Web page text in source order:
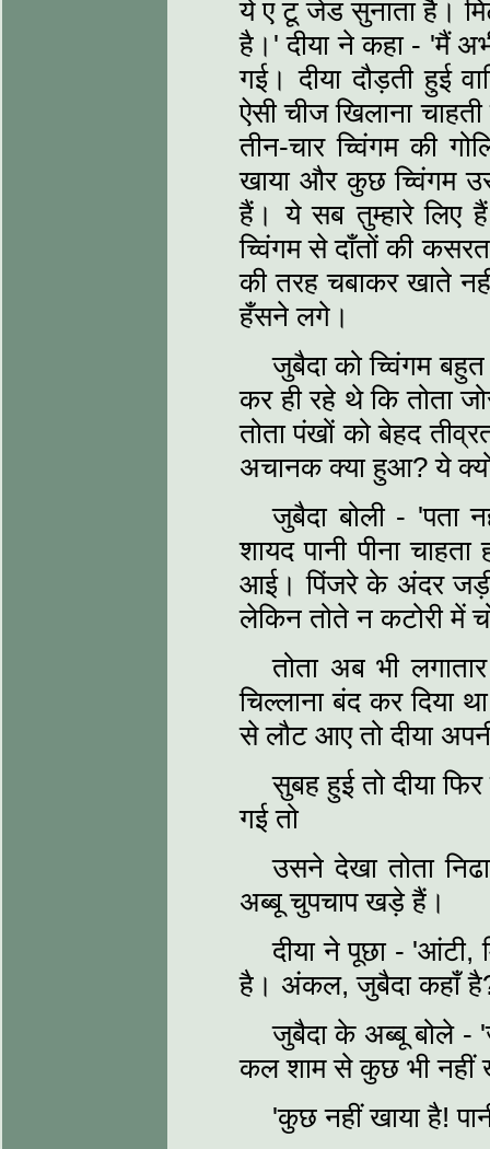
ये ए टू जेड सुनाता है।
है।' दीया ने कहा - 'मैं
गई। दीया दौड़ती हुई
ऐसी चीज खिलाना
तीन-चार च्विंगम की
खाया और कुछ च्विंगम
हैं। ये सब तुम्हारे लिए
च्विंगम से दाँतों की
की तरह चबाकर खाते
हँसने लगे।
जुबैदा को च्विंगम
कर ही रहे थे कि तोता
तोता पंखों को बेहद
अचानक क्या हुआ? ये क्यों
जुबैदा बोली - 'पता
शायद पानी पीना
आई। पिंजरे के अंदर जड़ी
लेकिन तोते न कटोरी में
तोता अब भी
चिल्लाना बंद कर दिया
से लौट आए तो दीया
सुबह हुई तो दीया
गई तो
उसने देखा तोता
अब्बू चुपचाप खड़े हैं।
दीया ने पूछा - 'आंटी,
है। अंकल, जुबैदा कहाँ
जुबैदा के अब्बू बोले -
कल शाम से कुछ भी नहीं
'कुछ नहीं खाया है!